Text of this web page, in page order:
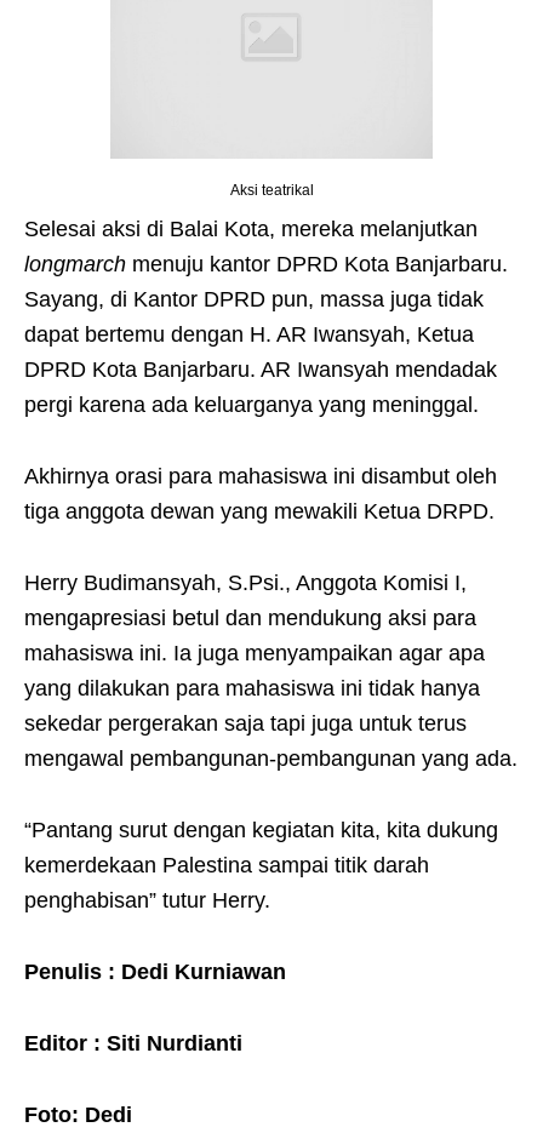
Aksi teatrikal
Selesai aksi di Balai Kota, mereka melanjutkan
longmarch menuju kantor DPRD Kota Banjarbaru.
Sayang, di Kantor DPRD pun, massa juga tidak
dapat bertemu dengan H. AR Iwansyah, Ketua
DPRD Kota Banjarbaru. AR Iwansyah mendadak
pergi karena ada keluarganya yang meninggal.
Akhirnya orasi para mahasiswa ini disambut oleh
tiga anggota dewan yang mewakili Ketua DRPD.
Herry Budimansyah, S.Psi., Anggota Komisi I,
mengapresiasi betul dan mendukung aksi para
mahasiswa ini. Ia juga menyampaikan agar apa
yang dilakukan para mahasiswa ini tidak hanya
sekedar pergerakan saja tapi juga untuk terus
mengawal pembangunan-pembangunan yang ada.
“Pantang surut dengan kegiatan kita, kita dukung
kemerdekaan Palestina sampai titik darah
penghabisan” tutur Herry.
Penulis : Dedi Kurniawan
Editor : Siti Nurdianti
Foto: Dedi